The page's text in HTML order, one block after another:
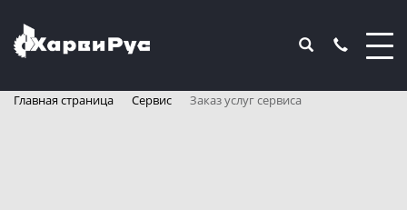
Главная страница Сервис Заказ услуг сервиса